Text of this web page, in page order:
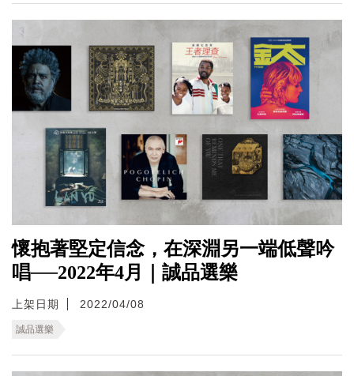
懷抱著堅定信念，在深淵另一端低聲吟
唱──2022年4月｜誠品選樂
上架日期 2022/04/08
誠品選樂